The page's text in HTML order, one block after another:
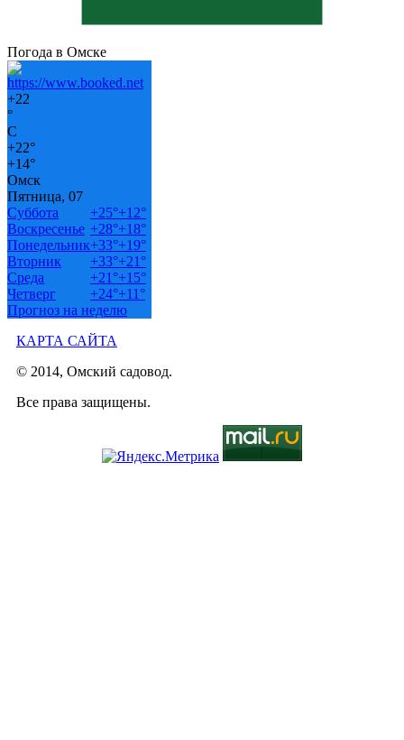
Погода в Омске
+22
°
C
+22°
+14°
Омск
Пятница, 07
Суббота
+25°+12°
Воскресенье +28°+18°
Понедельник+33°+19°
Вторник
+33°+21°
Среда
+21°+15°
Четверг
+24°+11°
Прогноз на неделю
КАРТА САЙТА
© 2014, Омский садовод.
Все права защищены.